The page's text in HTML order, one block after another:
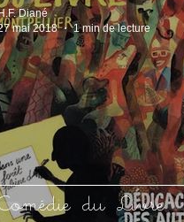
du Livre
H.F. Diané
mai 2018
1 min de lecture